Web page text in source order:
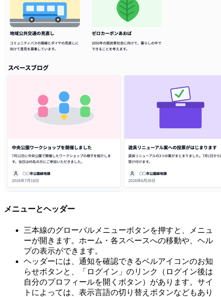
メニューとヘッダー
三本線のグローバルメニューボタンを押すと、メニュ
ーが開きます。ホーム・各スペースへの移動や、ヘル
プの表示ができます。
ヘッダーには、通知を確認できるベルアイコンのお知
らせボタンと、「ログイン」のリンク（ログイン後は
自分のプロフィールを開くボタン）があります。サイ
トによっては、表示言語の切り替えボタンなどもあり